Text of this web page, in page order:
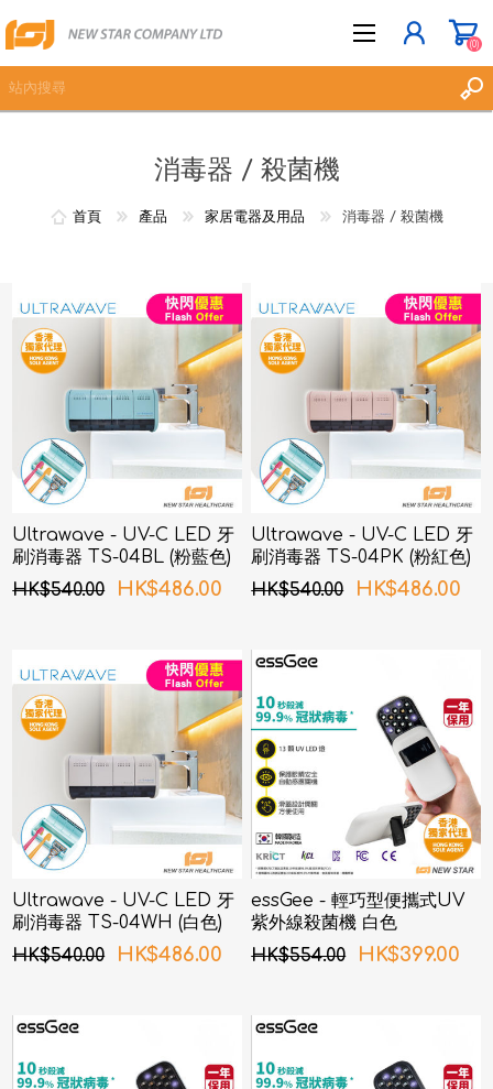
登入
(0)
消毒器 / 殺菌機
首頁 產品 家居電器及用品 消毒器 / 殺菌機
Ultrawave - UV-C LED 牙
刷消毒器 TS-04BL (粉藍色)
HK$540.00
HK$486.00
Ultrawave - UV-C LED 牙
刷消毒器 TS-04PK (粉紅色)
HK$540.00
HK$486.00
Ultrawave - UV-C LED 牙
刷消毒器 TS-04WH (白色)
HK$540.00
HK$486.00
essGee - 輕巧型便攜式UV
紫外線殺菌機 白色
HK$554.00
HK$399.00